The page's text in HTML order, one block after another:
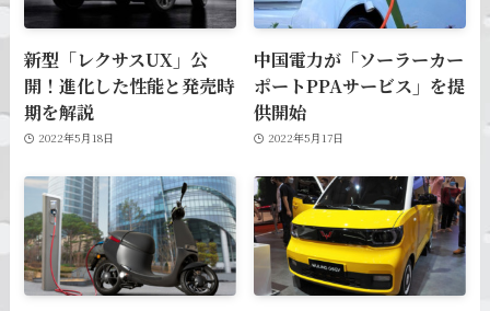
新型「レクサスUX」公
開！進化した性能と発売時
期を解説
2022年5月18日
中国電力が「ソーラーカー
ポートPPAサービス」を提
供開始
2022年5月17日